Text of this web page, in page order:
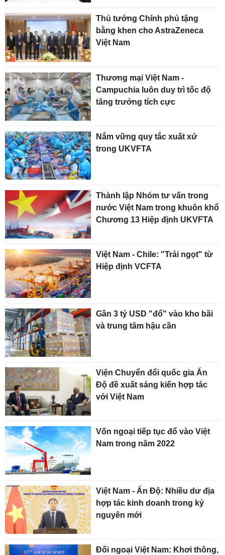
Thủ tướng Chính phủ tặng
bằng khen cho AstraZeneca
Việt Nam
Thương mại Việt Nam -
Campuchia luôn duy trì tốc độ
tăng trưởng tích cực
Nắm vững quy tắc xuất xứ
trong UKVFTA
Thành lập Nhóm tư vấn trong
nước Việt Nam trong khuôn khổ
Chương 13 Hiệp định UKVFTA
Việt Nam - Chile: "Trái ngọt" từ
Hiệp định VCFTA
Gần 3 tỷ USD "đổ" vào kho bãi
và trung tâm hậu cần
Viện Chuyển đổi quốc gia Ấn
Độ đề xuất sáng kiến hợp tác
với Việt Nam
Vốn ngoại tiếp tục đổ vào Việt
Nam trong năm 2022
Việt Nam - Ấn Độ: Nhiều dư địa
hợp tác kinh doanh trong kỷ
nguyên mới
Đối ngoại Việt Nam: Khơi thông,